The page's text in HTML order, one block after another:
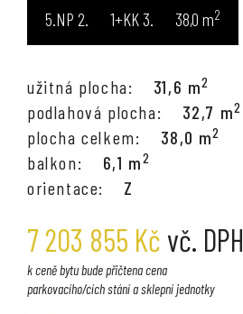
5.NP 1+KK 38,0 m2
užitná plocha: 31,6 m2
podlahová plocha: 32,7 m2
plocha celkem: 38,0 m2
balkon: 6,1 m2
orientace: Z
7 203 855 Kč vč. DPH
k ceně bytu bude přičtena cena
parkovacího/cích stání a sklepní jednotky